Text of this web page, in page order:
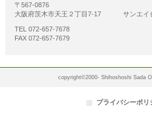
〒567-0876
大阪府茨木市天王２丁目7-17 サンエイ
TEL 072-657-7678
FAX 072-657-7679
copyright©2000- Shihoshoshi Sada
プライバシーポリ